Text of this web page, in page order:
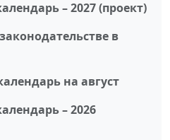
– 2027 (проект)
в
на август
– 2026